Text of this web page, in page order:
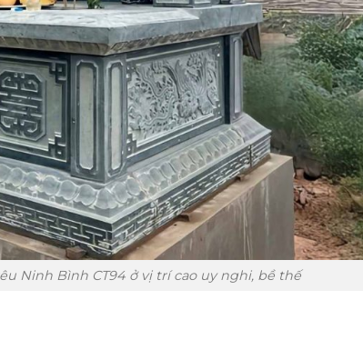
Ninh Bình CT94 ở vị trí cao uy nghi, bề thế